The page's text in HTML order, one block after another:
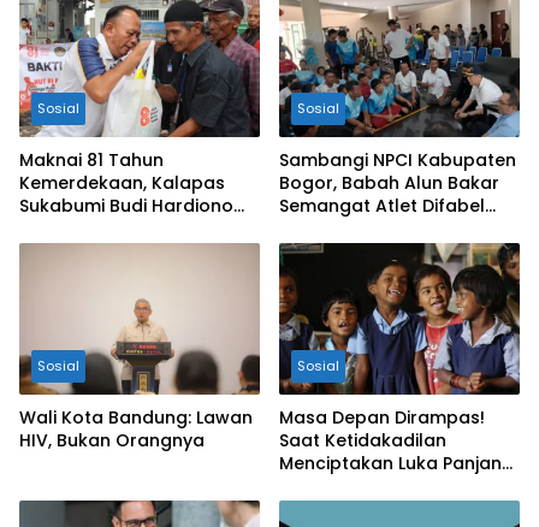
Sosial
Maknai 81 Tahun
Kemerdekaan, Kalapas
Sukabumi Budi Hardiono
Bantuan ke Panti Asuhan
Sosial
Sambangi NPCI Kabupaten
Bogor, Babah Alun Bakar
Semangat Atlet Difabel
Sosial
Wali Kota Bandung: Lawan
HIV, Bukan Orangnya
Sosial
Masa Depan Dirampas!
Saat Ketidakadilan
Menciptakan Luka Panjang